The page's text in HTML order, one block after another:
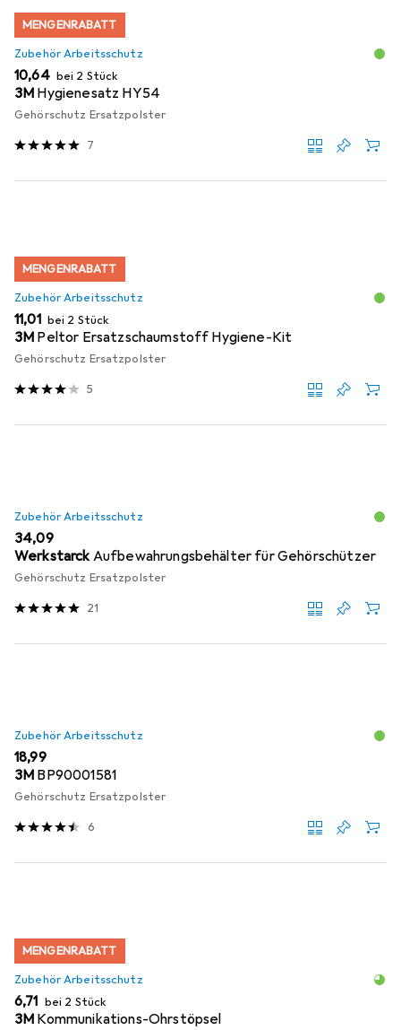
MENGENRABATT
Zubehör Arbeitsschutz
EUR
10,64 bei 2 Stück
3M Hygienesatz HY54
Gehörschutz Ersatzpolster
7
MENGENRABATT
Zubehör Arbeitsschutz
EUR
11,01 bei 2 Stück
3M Peltor Ersatzschaumstoff Hygiene-Kit
Gehörschutz Ersatzpolster
5
Zubehör Arbeitsschutz
EUR
34,09
WerkstarckAufbewahrungsbehälter für Gehörschützer
Gehörschutz Ersatzpolster
21
Zubehör Arbeitsschutz
EUR
18,99
3M BP90001581
Gehörschutz Ersatzpolster
6
MENGENRABATT
Zubehör Arbeitsschutz
EUR
6,71 bei 2 Stück
3M Kommunikations-Ohrstöpsel